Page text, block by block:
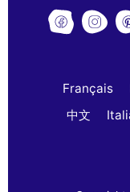
Français
中文